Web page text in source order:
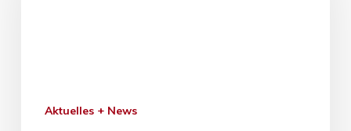
Aktuelles + News